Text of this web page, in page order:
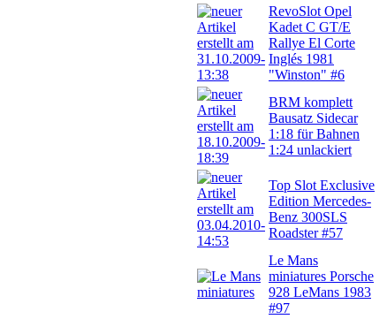
RevoSlot Opel
Kadet C GT/E
Rallye El Corte
Inglés 1981
"Winston" #6
BRM komplett
Bausatz Sidecar
1:18 für Bahnen
1:24 unlackiert
Top Slot Exclusive
Edition Mercedes-
Benz 300SLS
Roadster #57
Le Mans
miniatures Porsche
928 LeMans 1983
#97